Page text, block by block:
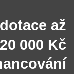
až
000 Kč